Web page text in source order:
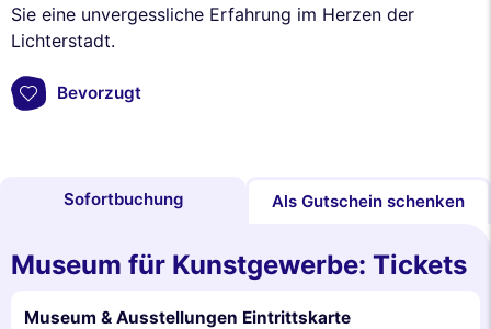
Sie eine unvergessliche Erfahrung im Herzen der
Lichterstadt.
Bevorzugt
Sofortbuchung Als Gutschein schenken
Museum für Kunstgewerbe: Tickets
Museum & Ausstellungen Eintrittskarte